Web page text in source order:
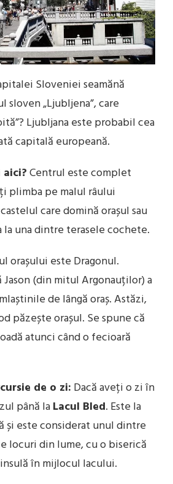
Sloveniei seamănă
„Ljubljena”, care
Ljubljana este probabil cea
capitală europeană.
aici?Centrul este complet
plimba pe malul râului
care domină orașul sau
la una dintre terasele cochete.
orașului este Dragonul.
Jason (din mitul Argonauților) a
de lângă oraș. Astăzi,
păzește orașul. Se spune că
atunci când o fecioară
de o zi: Dacă aveți o zi în
până laLacul Bled. Este la
și este considerat unul dintre
locuri din lume, cu o biserică
în mijlocul lacului.